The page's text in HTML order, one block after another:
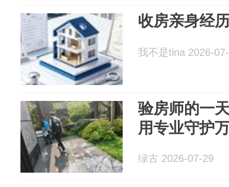
收房亲身经
我不是tina 2026-
验房师的一
用专业守护
绿古 2026-07-29